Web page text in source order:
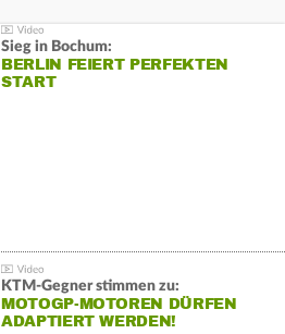
Sieg in Bochum:
BERLIN FEIERT PERFEKTEN
START
KTM-Gegner stimmen zu:
MOTOGP-MOTOREN DÜRFEN
ADAPTIERT WERDEN!